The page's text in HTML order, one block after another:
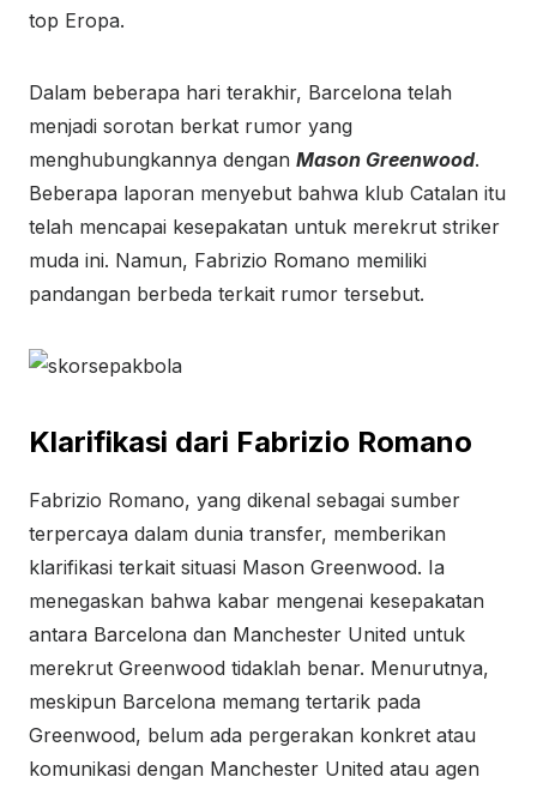
top Eropa.
Dalam beberapa hari terakhir, Barcelona telah
menjadi sorotan berkat rumor yang
menghubungkannya dengan Mason Greenwood.
Beberapa laporan menyebut bahwa klub Catalan itu
telah mencapai kesepakatan untuk merekrut striker
muda ini. Namun, Fabrizio Romano memiliki
pandangan berbeda terkait rumor tersebut.
Klarifikasi dari Fabrizio Romano
Fabrizio Romano, yang dikenal sebagai sumber
terpercaya dalam dunia transfer, memberikan
klarifikasi terkait situasi Mason Greenwood. Ia
menegaskan bahwa kabar mengenai kesepakatan
antara Barcelona dan Manchester United untuk
merekrut Greenwood tidaklah benar. Menurutnya,
meskipun Barcelona memang tertarik pada
Greenwood, belum ada pergerakan konkret atau
komunikasi dengan Manchester United atau agen